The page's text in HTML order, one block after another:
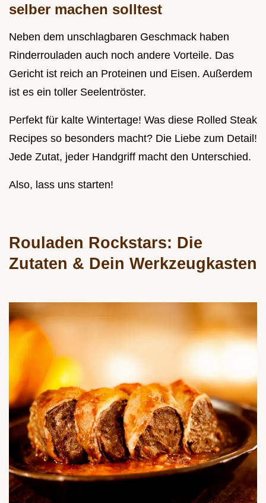
selber machen solltest
Neben dem unschlagbaren Geschmack haben
Rinderrouladen auch noch andere Vorteile. Das
Gericht ist reich an Proteinen und Eisen. Außerdem
ist es ein toller Seelentröster.
Perfekt für kalte Wintertage! Was diese Rolled Steak
Recipes so besonders macht? Die Liebe zum Detail!
Jede Zutat, jeder Handgriff macht den Unterschied.
Also, lass uns starten!
Rouladen Rockstars: Die
Zutaten & Dein Werkzeugkasten